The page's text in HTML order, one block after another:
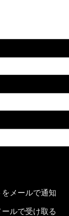
メールで通知
ルで受け取る